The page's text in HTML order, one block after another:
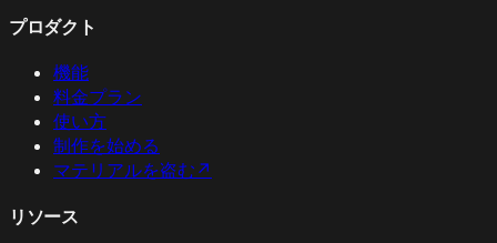
プロダクト
機能
料金プラン
使い方
制作を始める
マテリアルを盗む ↗
リソース